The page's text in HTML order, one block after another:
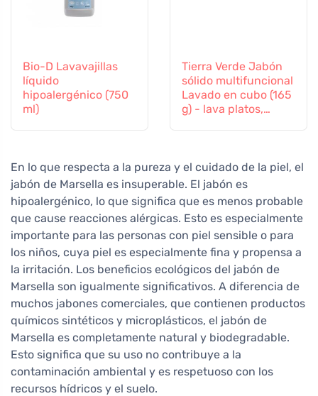
Bio-D Lavavajillas
líquido
hipoalergénico (750
ml)
Tierra Verde Jabón
sólido multifuncional
Lavado en cubo (165
g) - lava platos,
En lo que respecta a la pureza y el cuidado de la piel, el
jabón de Marsella es insuperable. El jabón es
hipoalergénico, lo que significa que es menos probable
que cause reacciones alérgicas. Esto es especialmente
importante para las personas con piel sensible o para
los niños, cuya piel es especialmente fina y propensa a
la irritación. Los beneficios ecológicos del jabón de
Marsella son igualmente significativos. A diferencia de
muchos jabones comerciales, que contienen productos
químicos sintéticos y microplásticos, el jabón de
Marsella es completamente natural y biodegradable.
Esto significa que su uso no contribuye a la
contaminación ambiental y es respetuoso con los
recursos hídricos y el suelo.